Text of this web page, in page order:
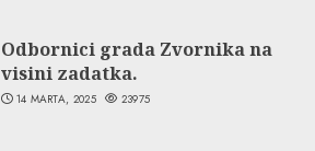
Odbornici grada Zvornika na
visini zadatka.
14 MARTA, 2025 23975